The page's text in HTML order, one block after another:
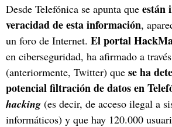
Desde Telefónica se apunta que están
veracidad de esta información,
un foro de Internet. El portal
en ciberseguridad, ha afirmado a
(anteriormente, Twitter) que se ha
potencial filtración de datos en
hacking (es decir, de acceso ilegal a
informáticos) y que hay 120.000